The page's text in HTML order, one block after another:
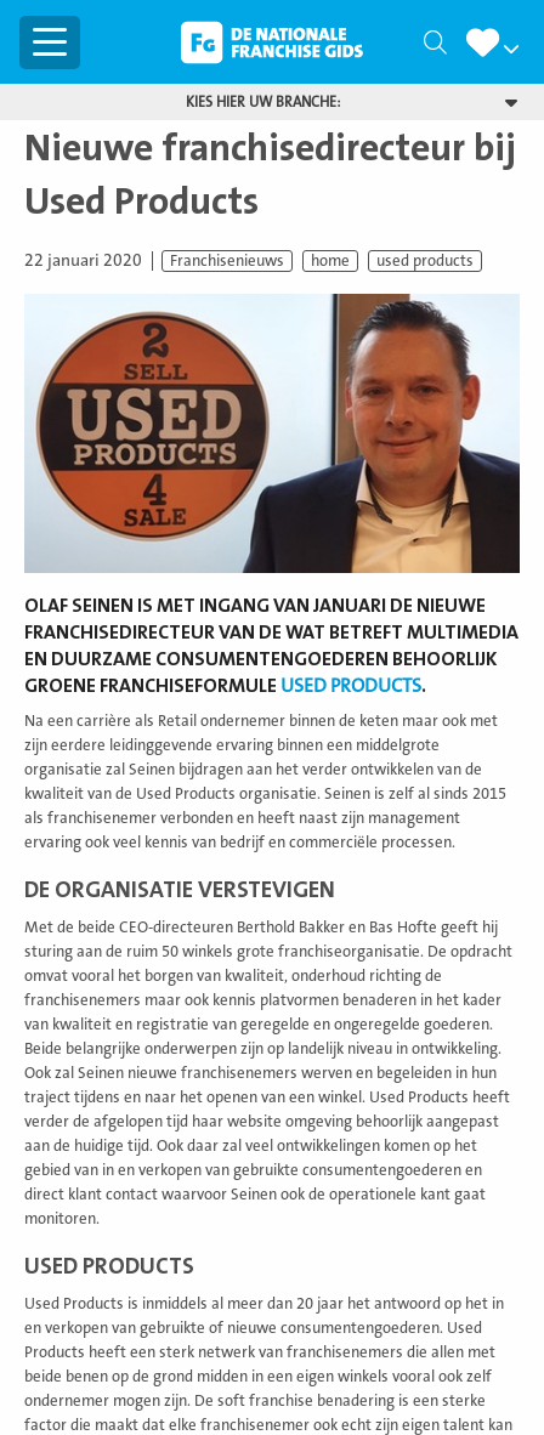
Menu Zoeken
KIES HIER UW BRANCHE:
Nieuwe franchisedirecteur bij
Used Products
22 januari 2020 Franchisenieuws home used products
OLAF SEINEN IS MET INGANG VAN JANUARI DE NIEUWE
FRANCHISEDIRECTEUR VAN DE WAT BETREFT MULTIMEDIA
EN DUURZAME CONSUMENTENGOEDEREN BEHOORLIJK
GROENE FRANCHISEFORMULE USED PRODUCTS.
Na een carrière als Retail ondernemer binnen de keten maar ook met
zijn eerdere leidinggevende ervaring binnen een middelgrote
organisatie zal Seinen bijdragen aan het verder ontwikkelen van de
kwaliteit van de Used Products organisatie. Seinen is zelf al sinds 2015
als franchisenemer verbonden en heeft naast zijn management
ervaring ook veel kennis van bedrijf en commerciële processen.
DE ORGANISATIE VERSTEVIGEN
Met de beide CEO-directeuren Berthold Bakker en Bas Hofte geeft hij
sturing aan de ruim 50 winkels grote franchiseorganisatie. De opdracht
omvat vooral het borgen van kwaliteit, onderhoud richting de
franchisenemers maar ook kennis platvormen benaderen in het kader
van kwaliteit en registratie van geregelde en ongeregelde goederen.
Beide belangrijke onderwerpen zijn op landelijk niveau in ontwikkeling.
Ook zal Seinen nieuwe franchisenemers werven en begeleiden in hun
traject tijdens en naar het openen van een winkel. Used Products heeft
verder de afgelopen tijd haar website omgeving behoorlijk aangepast
aan de huidige tijd. Ook daar zal veel ontwikkelingen komen op het
gebied van in en verkopen van gebruikte consumentengoederen en
direct klant contact waarvoor Seinen ook de operationele kant gaat
monitoren.
USED PRODUCTS
Used Products is inmiddels al meer dan 20 jaar het antwoord op het in
en verkopen van gebruikte of nieuwe consumentengoederen. Used
Products heeft een sterk netwerk van franchisenemers die allen met
beide benen op de grond midden in een eigen winkels vooral ook zelf
ondernemer mogen zijn. De soft franchise benadering is een sterke
factor die maakt dat elke franchisenemer ook echt zijn eigen talent kan